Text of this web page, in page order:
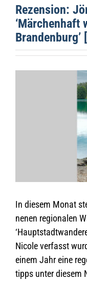
Rezen­sion:
‘Mär­chen­haft
Bran­den­burg’
In die­sem Monat
ne­nen regio­na­len
Nicole ver­fasst
einem Jahr eine
tipps unter die­sem